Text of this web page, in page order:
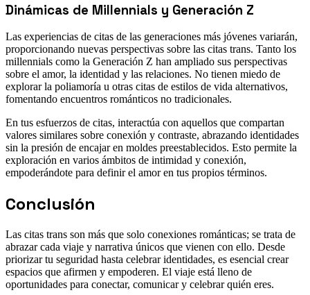
Dinámicas de Millennials y Generación Z
Las experiencias de citas de las generaciones más jóvenes variarán,
proporcionando nuevas perspectivas sobre las citas trans. Tanto los
millennials como la Generación Z han ampliado sus perspectivas
sobre el amor, la identidad y las relaciones. No tienen miedo de
explorar la poliamoría u otras citas de estilos de vida alternativos,
fomentando encuentros románticos no tradicionales.
En tus esfuerzos de citas, interactúa con aquellos que compartan
valores similares sobre conexión y contraste, abrazando identidades
sin la presión de encajar en moldes preestablecidos. Esto permite la
exploración en varios ámbitos de intimidad y conexión,
empoderándote para definir el amor en tus propios términos.
Conclusión
Las citas trans son más que solo conexiones románticas; se trata de
abrazar cada viaje y narrativa únicos que vienen con ello. Desde
priorizar tu seguridad hasta celebrar identidades, es esencial crear
espacios que afirmen y empoderen. El viaje está lleno de
oportunidades para conectar, comunicar y celebrar quién eres.